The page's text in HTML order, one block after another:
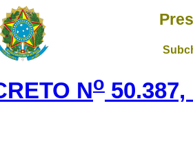
No